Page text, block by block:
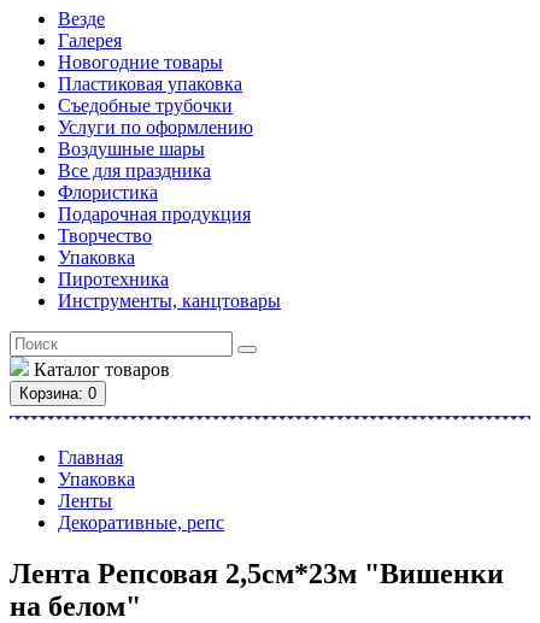
Везде
Галерея
Новогодние товары
Пластиковая упаковка
Съедобные трубочки
Услуги по оформлению
Воздушные шары
Все для праздника
Флористика
Подарочная продукция
Творчество
Упаковка
Пиротехника
Инструменты, канцтовары
Каталог товаров
Корзина: 0
Главная
Упаковка
Ленты
Декоративные, репс
Лента Репсовая 2,5см*23м "Вишенки
на белом"